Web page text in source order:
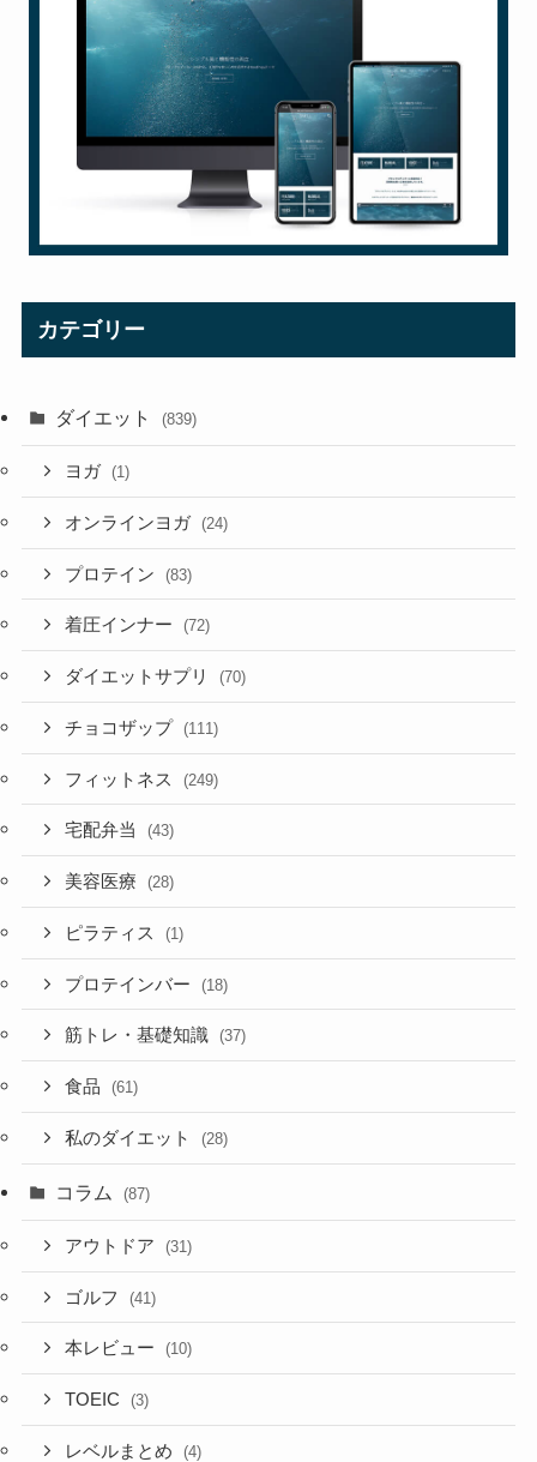
カテゴリー
ダイエット (839)
ヨガ (1)
オンラインヨガ (24)
プロテイン (83)
着圧インナー (72)
ダイエットサプリ (70)
チョコザップ (111)
フィットネス (249)
宅配弁当 (43)
美容医療 (28)
ピラティス (1)
プロテインバー (18)
筋トレ・基礎知識 (37)
食品 (61)
私のダイエット (28)
コラム (87)
アウトドア (31)
ゴルフ (41)
本レビュー (10)
TOEIC (3)
レベルまとめ (4)